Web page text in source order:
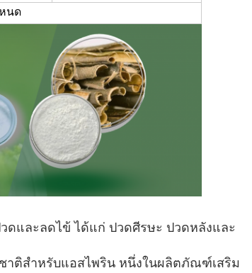
นด
วดและลดไข้ ได้แก่ ปวดศีรษะ ปวดหลังและ
ชาติสำหรับแอสไพริน หนึ่งในผลิตภัณฑ์เสริม